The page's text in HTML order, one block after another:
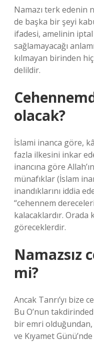
Namazı terk edenin
de başka bir şeyi
ifadesi, amelinin
sağlamayacağı
kılmayan birinden
delildir.
olacak?
İslami inanca göre,
fazla ilkesini inkar
inancına göre
münafıklar (İslam
inandıklarını iddia
“cehennem
kalacaklardır. Orada
göreceklerdir.
Namazsız
mi?
Ancak Tanrı’yı ​​bize
Bu O’nun
bir emri
ve Kıyamet